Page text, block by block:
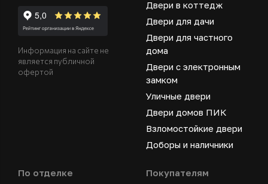
Информация на сайте не
является публичной
офертой
Двери в коттедж
Двери для дачи
Двери для частного
дома
Двери с электронным
замком
Уличные двери
Двери домов ПИК
Взломостойкие двери
Доборы и наличники
По отделке Покупателям